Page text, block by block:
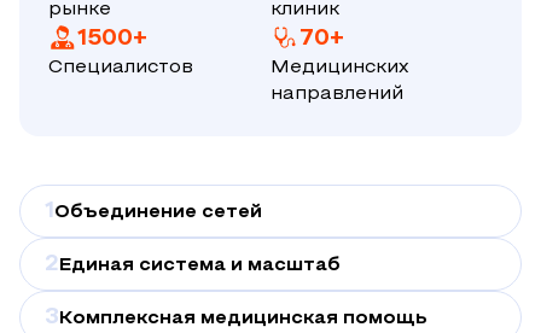
рынке
клиник
1500+
Специалистов
70+
Медицинских
направлений
1 Объединение сетей
2 Единая система и масштаб
3 Комплексная медицинская помощь